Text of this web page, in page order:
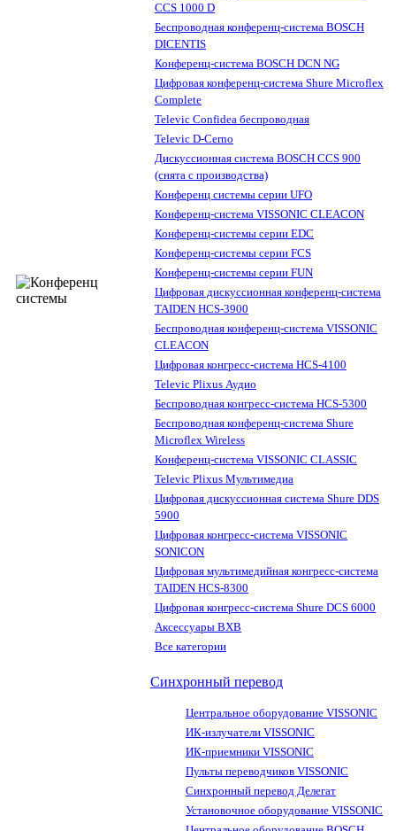
CCS 1000 D
Беспроводная конференц-система BOSCH
DICENTIS
Конференц-система BOSCH DCN NG
Цифровая конференц-система Shure Microflex
Complete
Televic Confidea беспроводная
Televic D-Cerno
Дискуссионная система BOSCH CCS 900
(снята с производства)
Конференц системы серии UFO
Конференц-система VISSONIC CLEACON
Конференц-системы серии EDC
Конференц-системы серии FCS
Конференц-системы серии FUN
Цифровая дискуссионная конференц-система
TAIDEN HCS-3900
Беспроводная конференц-система VISSONIC
CLEACON
Цифровая конгресс-система HCS-4100
Televic Plixus Аудио
Беспроводная конгресс-система HCS-5300
Беспроводная конференц-система Shure
Microflex Wireless
Конференц-система VISSONIC CLASSIC
Televic Plixus Мультимедиа
Цифровая дискуссионная система Shure DDS
5900
Цифровая конгресс-система VISSONIC
SONICON
Цифровая мультимедийная конгресс-система
TAIDEN HCS-8300
Цифровая конгресс-система Shure DCS 6000
Аксессуары BXB
Все категории
Синхронный перевод
Центральное оборудование VISSONIC
ИК-излучатели VISSONIC
ИК-приемники VISSONIC
Пульты переводчиков VISSONIC
Синхронный перевод Делегат
Установочное оборудование VISSONIC